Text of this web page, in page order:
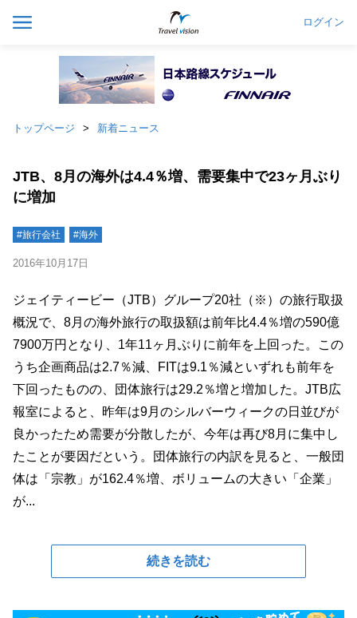
ログイン
トップページ 新着ニュース
JTB、8月の海外は4.4％増、需要集中で23ヶ月ぶり
に増加
#旅行会社 #海外
2016年10月17日
ジェイティービー（JTB）グループ20社（※）の旅行取扱
概況で、8月の海外旅行の取扱額は前年比4.4％増の590億
7900万円となり、1年11ヶ月ぶりに前年を上回った。この
うち企画商品は2.7％減、FITは9.1％減といずれも前年を
下回ったものの、団体旅行は29.2％増と増加した。JTB広
報室によると、昨年は9月のシルバーウィークの日並びが
良かったため需要が分散したが、今年は再び8月に集中し
たことが要因だという。団体旅行の内訳を見ると、一般団
体は「宗教」が162.4％増、ボリュームの大きい「企業」
が...
続きを読む